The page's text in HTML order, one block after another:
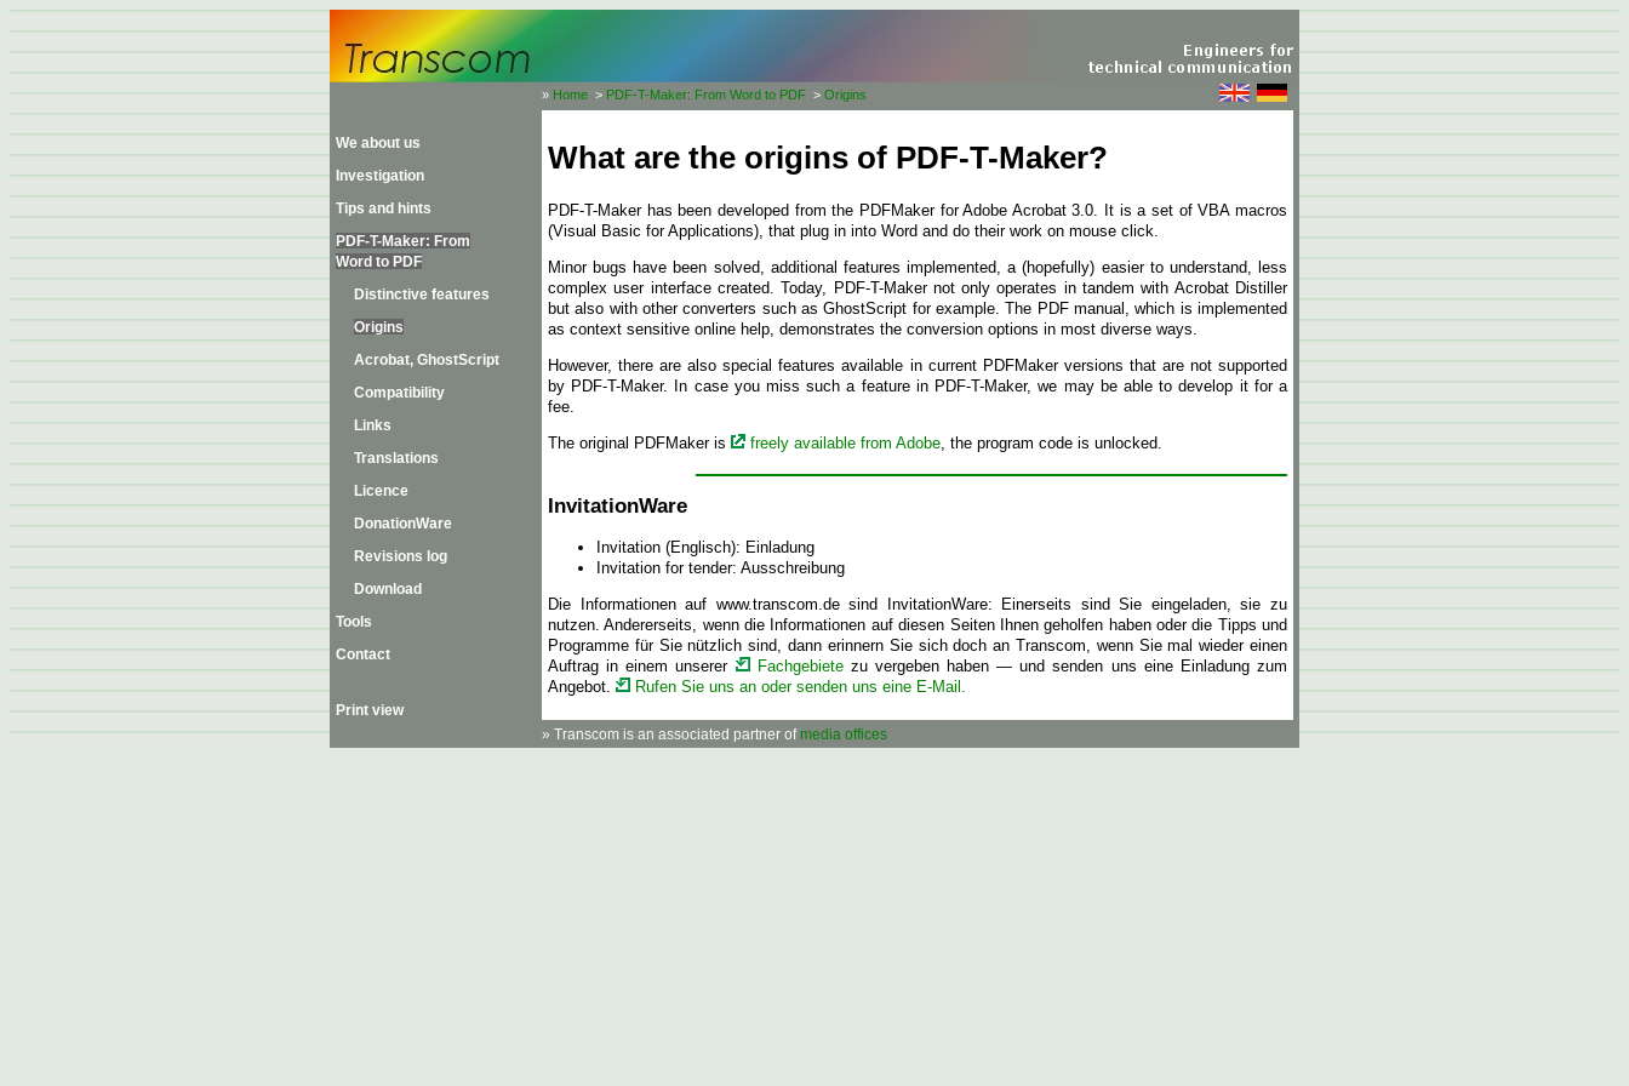
» Home > PDF-T-Maker: From Word to PDF > Origins
We about us
Investigation
Tips and hints
PDF-T-Maker: From
Word to PDF
Distinctive features
Origins
Acrobat, GhostScript
Compatibility
Links
Translations
Licence
DonationWare
Revisions log
Download
Tools
Contact
Print view
What are the origins of PDF-T-Maker?
PDF-T-Maker has been developed from the PDFMaker for Adobe Acrobat 3.0. It is a set of VBA macros
(Visual Basic for Applications), that plug in into Word and do their work on mouse click.
Minor bugs have been solved, additional features implemented, a (hopefully) easier to understand, less
complex user interface created. Today, PDF-T-Maker not only operates in tandem with Acrobat Distiller
but also with other converters such as GhostScript for example. The PDF manual, which is implemented
as context sensitive online help, demonstrates the conversion options in most diverse ways.
However, there are also special features available in current PDFMaker versions that are not supported
by PDF-T-Maker. In case you miss such a feature in PDF-T-Maker, we may be able to develop it for a
fee.
The original PDFMaker is
freely available from Adobe , the program code is unlocked.
InvitationWare
Invitation (Englisch): Einladung
Invitation for tender: Ausschreibung
Die Informationen auf www.transcom.de sind InvitationWare: Einerseits sind Sie eingeladen, sie zu
nutzen. Andererseits, wenn die Informationen auf diesen Seiten Ihnen geholfen haben oder die Tipps und
Programme für Sie nützlich sind, dann erinnern Sie sich doch an Transcom, wenn Sie mal wieder einen
Auftrag in einem unserer
Fachgebietezu vergeben haben — und senden uns eine Einladung zum
Angebot.
Rufen Sie uns an oder senden uns eine E-Mail.
» Transcom is an associated partner ofmedia offices